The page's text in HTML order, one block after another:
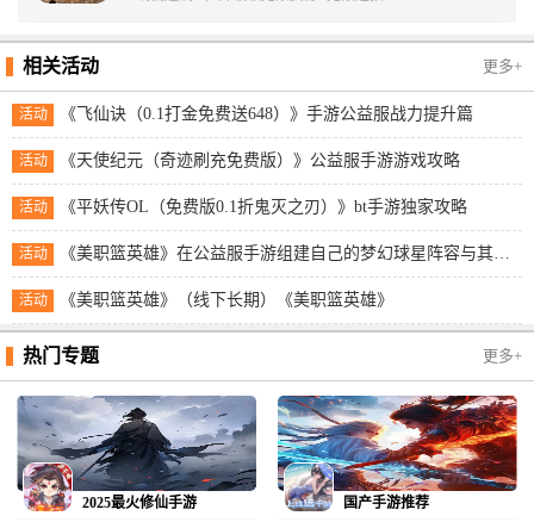
相关活动 更多+
活动 《飞仙诀（0.1打金免费送648）》手游公益服战力提升篇
活动 《天使纪元（奇迹刷充免费版）》公益服手游游戏攻略
活动 《平妖传OL（免费版0.1折鬼灭之刃）》bt手游独家攻略
活动 《美职篮英雄》在公益服手游组建自己的梦幻球星阵容与其他玩家展开实时对抗！
活动 《美职篮英雄》（线下长期）《美职篮英雄》
热门专题 更多+
2025最火修仙手游 国产手游推荐